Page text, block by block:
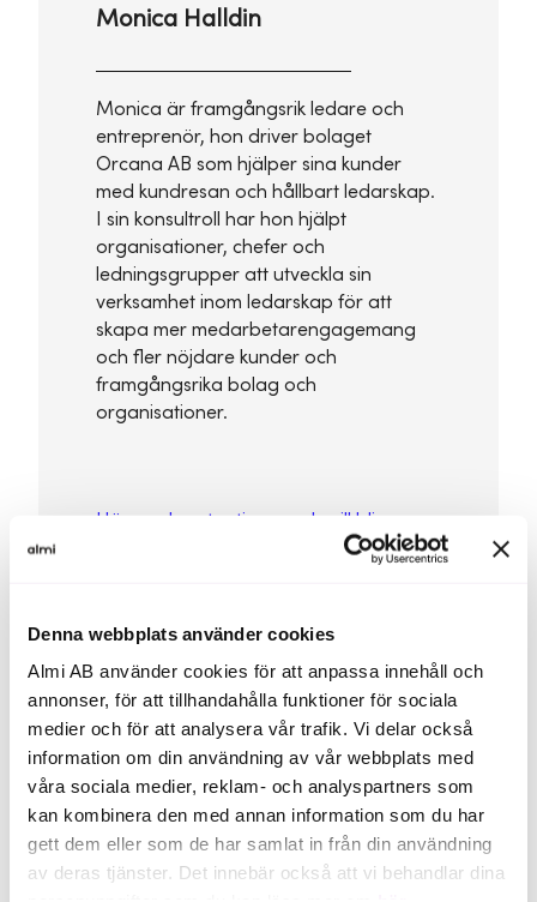
Denna webbplats använder cookies
Almi AB använder cookies för att anpassa innehåll och
annonser, för att tillhandahålla funktioner för sociala
medier och för att analysera vår trafik. Vi delar också
information om din användning av vår webbplats med
våra sociala medier, reklam- och analyspartners som
kan kombinera den med annan information som du har
gett dem eller som de har samlat in från din användning
av deras tjänster. Det innebär också att vi behandlar dina
Monica Halldin
Monica är framgångsrik ledare och
entreprenör, hon driver bolaget
Orcana AB som hjälper sina kunder
med kundresan och hållbart ledarskap.
I sin konsultroll har hon hjälpt
organisationer, chefer och
ledningsgrupper att utveckla sin
verksamhet inom ledarskap för att
skapa mer medarbetarengagemang
och fler nöjdare kunder och
framgångsrika bolag och
organisationer.
Här ger hon tre tips om du vill bli en